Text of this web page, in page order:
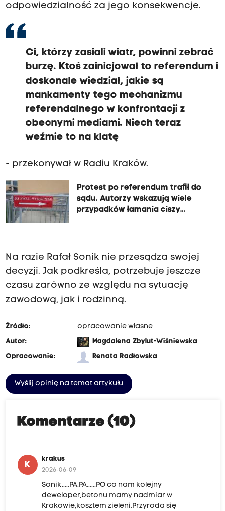
odpowiedzialność za jego konsekwencje.
Ci, którzy zasiali wiatr, powinni zebrać
burzę. Ktoś zainicjował to referendum i
doskonale wiedział, jakie są
mankamenty tego mechanizmu
referendalnego w konfrontacji z
obecnymi mediami. Niech teraz
weźmie to na klatę
- przekonywał w Radiu Kraków.
Protest po referendum trafił do
sądu. Autorzy wskazują wiele
przypadków łamania ciszy
Na razie Rafał Sonik nie przesądza swojej
decyzji. Jak podkreśla, potrzebuje jeszcze
czasu zarówno ze względu na sytuację
zawodową, jak i rodzinną.
Źródło:
opracowanie własne
Autor:
Magdalena Zbylut-Wiśniewska
Opracowanie:
Renata Radłowska
Wyślij opinię na temat artykułu
Komentarze (10)
K
krakus
2026-06-09
Sonik.....PA.PA......PO co nam kolejny
deweloper,betonu mamy nadmiar w
Krakowie,kosztem zieleni.Przyroda się